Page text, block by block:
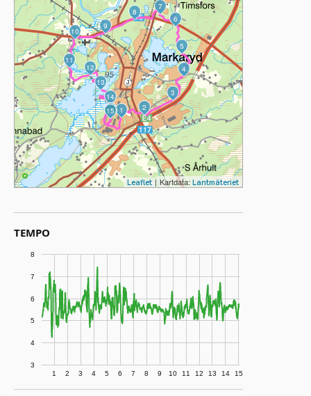
S
M
16
8
4
12
2
6
10
14
1
3
5
7
9
11
13
15
Leaflet|Kartdata: Lantmäteriet
TEMPO
1 2 3 4 5 6 7 8 9 10 11 12 13 14 15
3
4
5
6
7
8